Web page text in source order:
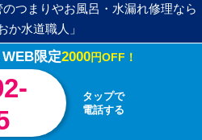
つまりやお風呂・水漏れ修理なら
か水道職人」
ふくおか水道職人. All Rights Reserved.
WEB限定2000円OFF！
タップで
電話する